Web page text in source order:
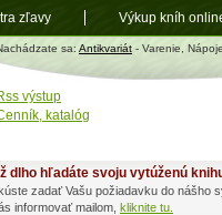
sa: Antikvariát - Varenie, Nápoje
dlho hľadáte svoju vytúženú
zadať Vašu požiadavku do nášho
informovať mailom, kliknite tu.
výstup
katalóg
zľavy Výkup kníh